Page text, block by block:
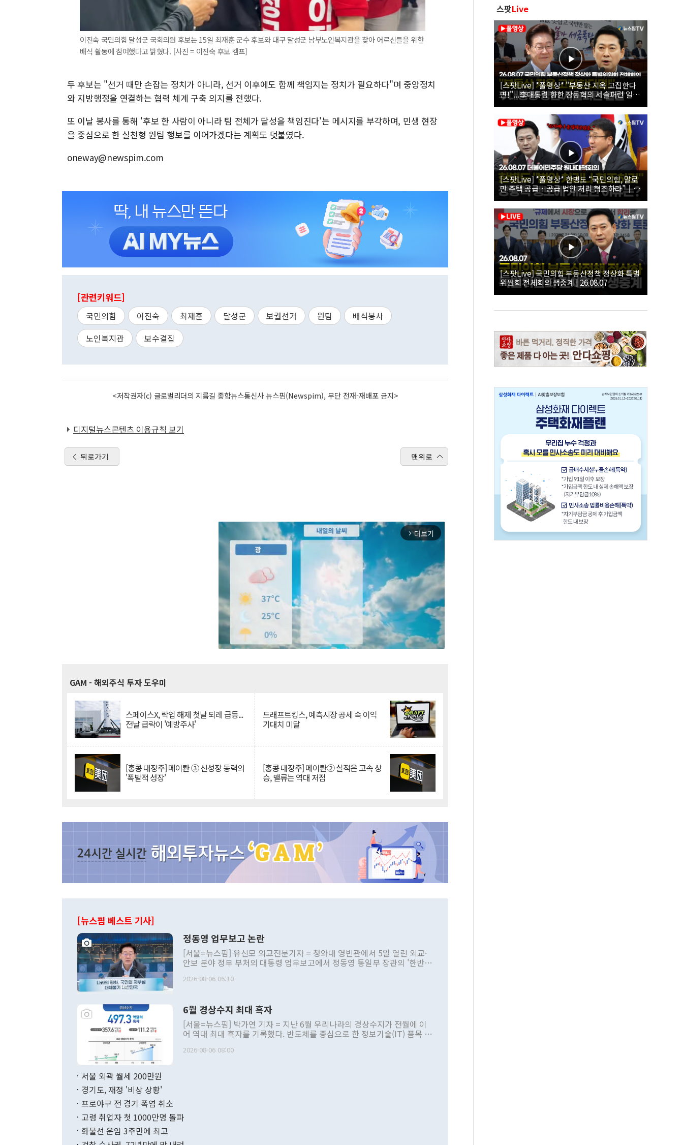
이진숙 국민의힘 달성군 국회의원 후보는 15일 최재훈 군수 후보와 대구 달성군 남부노인복지관을 찾아 어르신들을 위한
배식 활동에 참여했다고 밝혔다. [사진 = 이진숙 후보 캠프]
두 후보는 "선거 때만 손잡는 정치가 아니라, 선거 이후에도 함께 책임지는 정치가 필요하다"며 중앙정치
와 지방행정을 연결하는 협력 체계 구축 의지를 전했다.
또 이날 봉사를 통해 '후보 한 사람이 아니라 팀 전체가 달성을 책임진다'는 메시지를 부각하며, 민생 현장
을 중심으로 한 실천형 원팀 행보를 이어가겠다는 계획도 덧붙였다.
oneway@newspim.com
[관련키워드]
국민의힘 이진숙 최재훈 달성군 보궐선거 원팀
배식봉사
노인복지관
보수결집
<저작권자(c) 글로벌리더의 지름길 종합뉴스통신사 뉴스핌(Newspim), 무단 전재-재배포 금지>
디지털뉴스콘텐츠 이용규칙 보기
뒤로가기 맨위로
arrow_forward_ios 더보기
GAM - 해외주식 투자 도우미
스페이스X, 락업 해제 첫날 되레 급등...
전날 급락이 '예방주사'
드래프트킹스, 예측시장 공세 속 이익
기대치 미달
[홍콩 대장주] 메이퇀 ③ 신성장 동력의
'폭발적 성장'
[홍콩 대장주] 메이퇀② 실적은 고속 상
승, 밸류는 역대 저점
[뉴스핌 베스트 기사]
정동영 업무보고 논란
[서울=뉴스핌] 유신모 외교전문기자 = 청와대 영빈관에서 5일 열린 외교·
안보 분야 정부 부처의 대통령 업무보고에서 정동영 통일부 장관의 '한반도
발언 중에는 정부 내 조율을 거치지 않은 사안을 정책으로 추진하겠다고 공
주의적 희망에 근거한 비현실적 구상'이라는 비판을 내놨다. 그동안 정 장
관의 대북 정책 관련 발언이 물의를 빚은 적은 여러 번 있지만 대통령과 유
관 부처 장관이 공개적으로 부정적 입장을 표명한 것은 이례적이다. 정 장
관의 무리한 대북 접근법과 월권을 제어해야 한다는 목소리도 높아지고 있
다. [정동영 통일부 장관이 지난달 23일 오후 서울 종로구 정부서울청사에
무너졌다고도 했다. 또 "현 시점에서 흘러간 선(先)비핵화만 되뇌는 것은
2026-08-06 06:10
6월 경상수지 최대 흑자
[서울=뉴스핌] 박가연 기자 = 지난 6월 우리나라의 경상수지가 전월에 이
어 역대 최대 흑자를 기록했다. 반도체를 중심으로 한 정보기술(IT) 품목 수
료=한국은행] 한국은행이 6일 발표한 '2026년 6월 국제수지(잠정)'에 따르
며 월간 기준 처음으로 1000억달러를 넘어섰다. 상품수입은 644억8000만
196.9% 급증했고 컴퓨터·주변기기(SSD)는 282.7% 증가했다. IT 품목
2026-08-06 08:00
서울 외곽 월세 200만원
경기도, 재정 '비상 상황'
프로야구 전 경기 폭염 취소
고령 취업자 첫 1000만명 돌파
화물선 운임 3주만에 최고
스팟Live
[스팟Live] *풀영상* "부동산 지옥 고집한다
면!"...李대통령 향한 장동혁의 서슬퍼런 일갈
| 26.08.07 국민의힘 부동산정책 정상화 특별
위원회 전체회의
[스팟Live] *풀영상* 한병도 “국민의힘, 말로
만 주택 공급…공급 법안 처리 협조하라”｜
26.08.07 더불어민주당 원내대책회의
[스팟Live] 국민의힘 부동산정책 정상화 특별
위원회 전체회의 생중계 | 26.08.07